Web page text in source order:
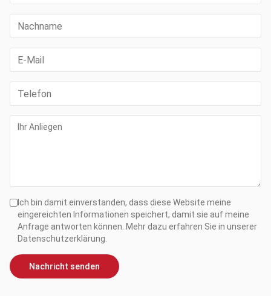
Ich bin damit einverstanden, dass diese Website meine
eingereichten Informationen speichert, damit sie auf meine
Anfrage antworten können. Mehr dazu erfahren Sie in unserer
Datenschutzerklärung.
Nachricht senden